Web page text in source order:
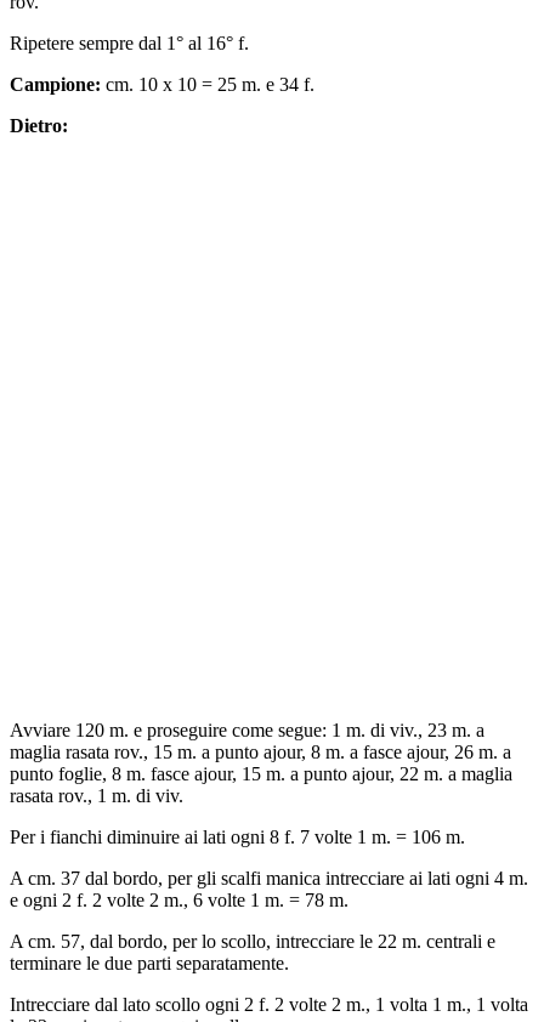
Ripetere sempre dal 1° al 16° f.
Campione: cm. 10 x 10 = 25 m. e 34 f.
Dietro:
Avviare 120 m. e proseguire come segue: 1 m. di viv., 23 m. a
maglia rasata rov., 15 m. a punto ajour, 8 m. a fasce ajour, 26 m. a
punto foglie, 8 m. fasce ajour, 15 m. a punto ajour, 22 m. a maglia
rasata rov., 1 m. di viv.
Per i fianchi diminuire ai lati ogni 8 f. 7 volte 1 m. = 106 m.
A cm. 37 dal bordo, per gli scalfi manica intrecciare ai lati ogni 4 m.
e ogni 2 f. 2 volte 2 m., 6 volte 1 m. = 78 m.
A cm. 57, dal bordo, per lo scollo, intrecciare le 22 m. centrali e
terminare le due parti separatamente.
Intrecciare dal lato scollo ogni 2 f. 2 volte 2 m., 1 volta 1 m., 1 volta